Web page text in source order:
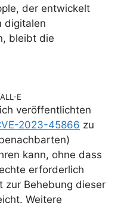
der entwickelt
digitalen
bleibt die
E
veröffentlichten
2023-45866 zu
kann, ohne dass
erforderlich
zur Behebung dieser
Weitere